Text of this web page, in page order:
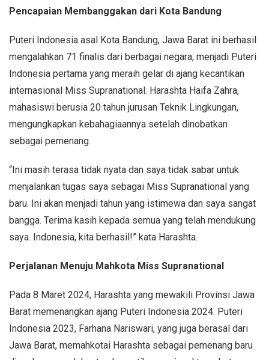
Pencapaian Membanggakan dari Kota Bandung
Puteri Indonesia asal Kota Bandung, Jawa Barat ini berhasil
mengalahkan 71 finalis dari berbagai negara, menjadi Puteri
Indonesia pertama yang meraih gelar di ajang kecantikan
internasional Miss Supranational. Harashta Haifa Zahra,
mahasiswi berusia 20 tahun jurusan Teknik Lingkungan,
mengungkapkan kebahagiaannya setelah dinobatkan
sebagai pemenang.
“Ini masih terasa tidak nyata dan saya tidak sabar untuk
menjalankan tugas saya sebagai Miss Supranational yang
baru. Ini akan menjadi tahun yang istimewa dan saya sangat
bangga. Terima kasih kepada semua yang telah mendukung
saya. Indonesia, kita berhasil!” kata Harashta.
Perjalanan Menuju Mahkota Miss Supranational
Pada 8 Maret 2024, Harashta yang mewakili Provinsi Jawa
Barat memenangkan ajang Puteri Indonesia 2024. Puteri
Indonesia 2023, Farhana Nariswari, yang juga berasal dari
Jawa Barat, memahkotai Harashta sebagai pemenang baru